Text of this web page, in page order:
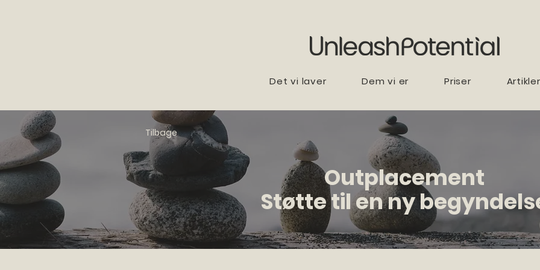
Det vi laver Dem vi er Priser Artikler
Tilbage
Outplacement
Støtte til en ny